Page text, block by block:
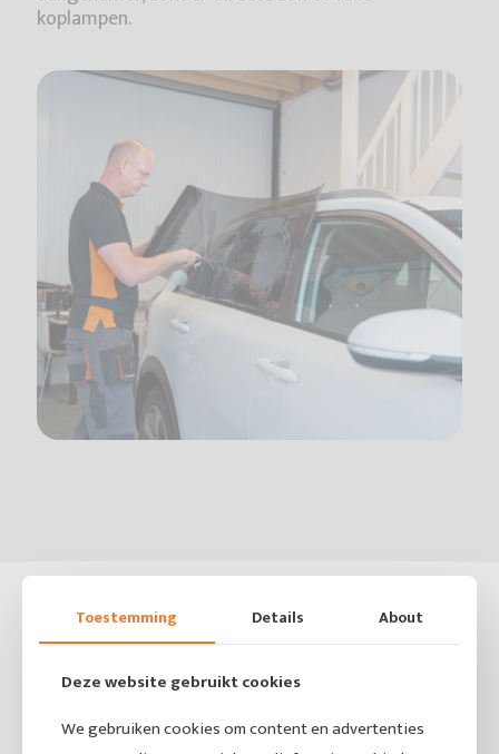
koplampen.
Toestemming Details About
Deze website gebruikt cookies
We gebruiken cookies om content en advertenties